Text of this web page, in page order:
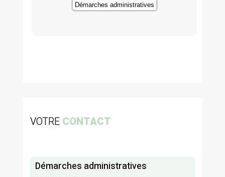
Démarches administratives
VOTRE CONTACT
Démarches administratives